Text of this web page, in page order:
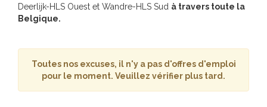
Deerlijk-HLS Ouest et Wandre-HLS Sud à travers toute la
Belgique.
Toutes nos excuses, il n'y a pas d'offres d'emploi
pour le moment. Veuillez vérifier plus tard.